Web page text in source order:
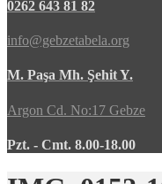
0262 643 81 82
info@gebzetabela.org
M. Paşa Mh. Şehit Y.
Argon Cd. No:17 Gebze
Pzt. - Cmt. 8.00-18.00